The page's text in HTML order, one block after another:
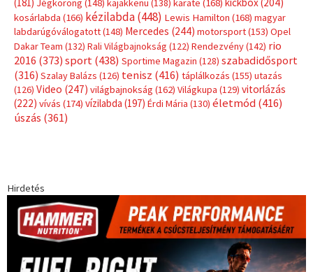
Jégkorong (148) kajakkenu (138) karate (168)
kosárlabda (166) kézilabda(448) Lewis Hamilton (168) magyar
labdarúgóválogatott(148) Mercedes (244) motorsport(153) Opel
Dakar Team (132) Rali Világbajnokság (122) Rendezvény(142) rio
2016 (373) sport(438) Sportime Magazin (128) szabadidősport
(316) Szalay Balázs (126) tenisz (416) táplálkozás (155) utazás
(126) Video (247) világbajnokság (162) Világkupa (129) vitorlázás
(222) vívás (174) vízilabda (197) Érdi Mária (130) életmód(416)
úszás (361)
Hirdetés